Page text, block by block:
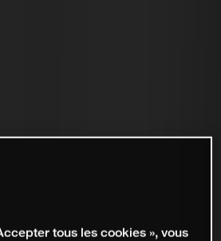
tous les cookies », vous